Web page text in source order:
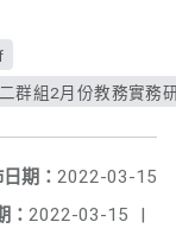
群組2月份教務實務
期： 2022-03-15
： 2022-03-15 |